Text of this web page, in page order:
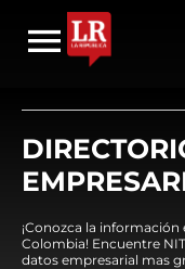
¡Conozca la
Colombia! Encuentre
datos empresarial mas